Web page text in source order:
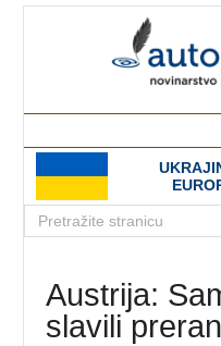
Austrija:
slavili